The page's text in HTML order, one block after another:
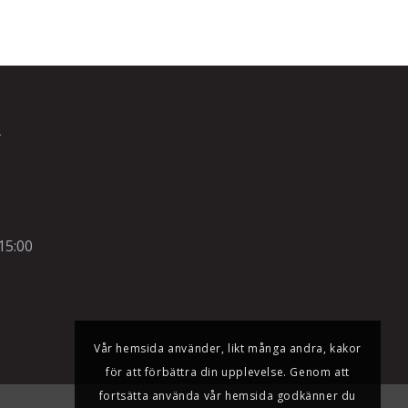
Vår hemsida använder, likt många andra, kakor
för att förbättra din upplevelse. Genom att
fortsätta använda vår hemsida godkänner du